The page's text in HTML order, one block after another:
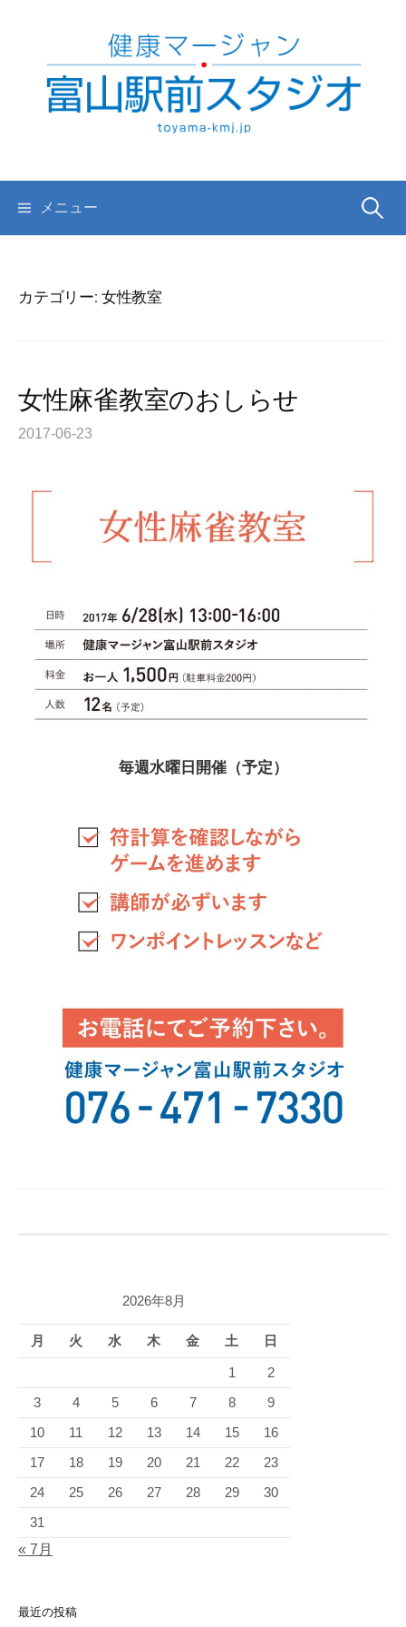
プ
メニュー 検
カテゴリー: 女性教室
女性麻雀教室のおしらせ
2017-06-23
毎週水曜日開催（予定）
2026年8月
月 火 水 木 金 土 日
1 2
3 4 5 6 7 8 9
10 11 12 13 14 15 16
17 18 19 20 21 22 23
24 25 26 27 28 29 30
31
« 7月
最近の投稿